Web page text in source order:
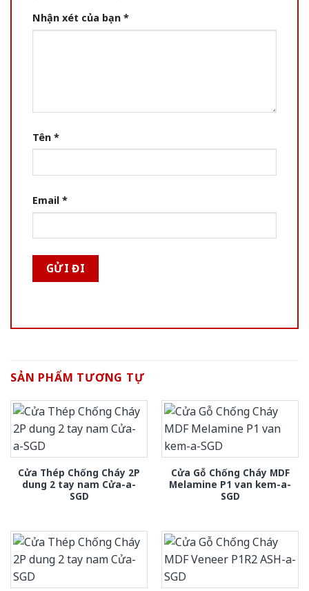
Nhận xét của bạn *
Tên *
Email *
SẢN PHẨM TƯƠNG TỰ
Cửa Thép Chống Cháy 2P
dung 2 tay nam Cửa-a-
SGD
Cửa Gỗ Chống Cháy MDF
Melamine P1 van kem-a-
SGD